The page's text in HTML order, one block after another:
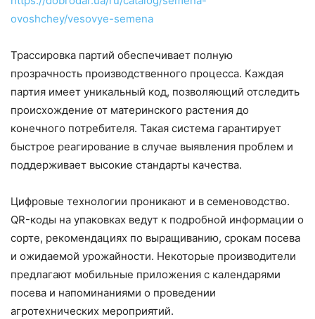
ovoshchey/vesovye-semena
Трассировка партий обеспечивает полную
прозрачность производственного процесса. Каждая
партия имеет уникальный код, позволяющий отследить
происхождение от материнского растения до
конечного потребителя. Такая система гарантирует
быстрое реагирование в случае выявления проблем и
поддерживает высокие стандарты качества.
Цифровые технологии проникают и в семеноводство.
QR-коды на упаковках ведут к подробной информации о
сорте, рекомендациях по выращиванию, срокам посева
и ожидаемой урожайности. Некоторые производители
предлагают мобильные приложения с календарями
посева и напоминаниями о проведении
агротехнических мероприятий.